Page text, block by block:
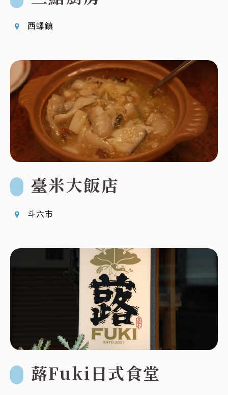
西螺鎮
臺米大飯店
斗六市
蕗Fuki日式食堂